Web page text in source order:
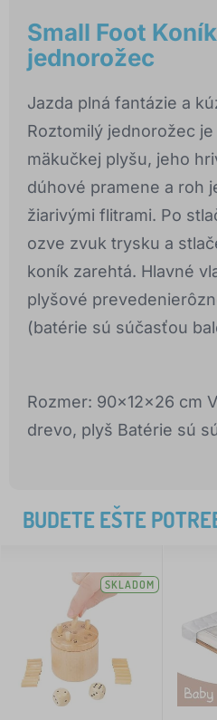
Small Foot
jednorožec
Jazda plná fantázie a
Roztomilý jednorožec
mäkučkej plyšu, jeho
dúhové pramene a roh
žiarivými flitrami. Po
ozve zvuk trysku a
koník zarehtá. Hlavné
plyšové
(batérie sú súčasťou
Rozmer: 90x12x26 cm
drevo, plyš Batérie sú
BUDETE EŠTE
SKLADOM